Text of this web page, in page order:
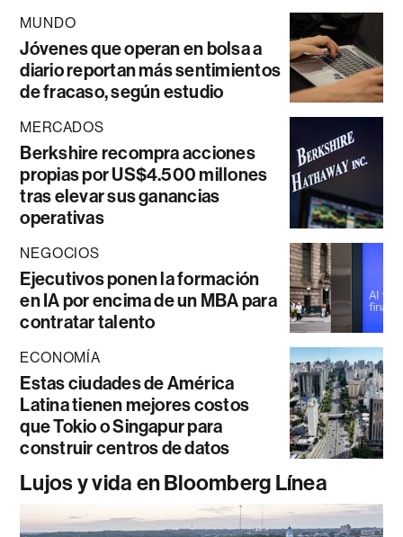
MUNDO
Jóvenes que operan en bolsa a
diario reportan más sentimientos
de fracaso, según estudio
MERCADOS
Berkshire recompra acciones
propias por US$4.500 millones
tras elevar sus ganancias
operativas
NEGOCIOS
Ejecutivos ponen la formación
en IA por encima de un MBA para
contratar talento
ECONOMÍA
Estas ciudades de América
Latina tienen mejores costos
que Tokio o Singapur para
construir centros de datos
Lujos y vida en Bloomberg Línea